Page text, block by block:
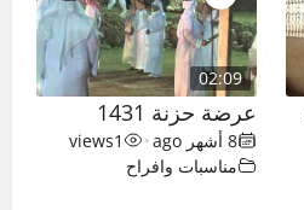
02:09
عرضة حزنة 1431
8 أشهر ago •
1
views
مناسبات وافراح